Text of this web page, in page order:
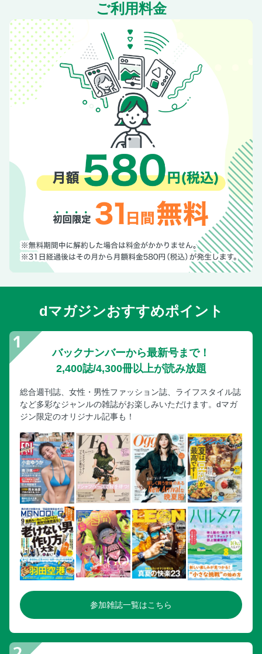
LEON Journal／新時代のモテるオヤジの“コソ練帖”
定期購読のご案内
〈今月のClub LEON〉第5回アぺLEON「WATCH NIGHT」
リポート
連載「GREAT New STANDARD」モテるオヤジに仕立てる
選りすぐりの旬な定番アイテムをご紹介
LEON Editor’s IMPRESSION／編集部員の散財記録
掲載商品お問い合わせ先リスト
ご利用料金
dマガジンおすすめポイント
バックナンバーから最新号まで！
2,400誌/4,300冊以上が読み放題
総合週刊誌、女性・男性ファッション誌、ライフスタイル誌
など多彩なジャンルの雑誌がお楽しみいただけます。dマガ
ジン限定のオリジナル記事も！
参加雑誌一覧はこちら